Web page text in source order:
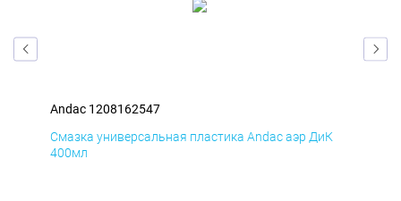
Andac 1208162547
Смазка универсальная пластика Andac аэр ДиК
400мл